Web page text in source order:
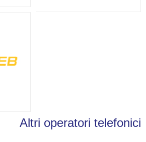
Altri operatori telefonici